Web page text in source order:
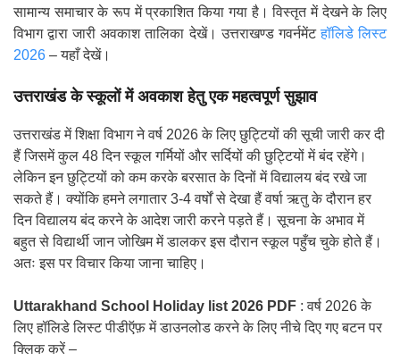
सामान्य समाचार के रूप में प्रकाशित किया गया है। विस्तृत में देखने के लिए
विभाग द्वारा जारी अवकाश तालिका देखें। उत्तराखण्ड गवर्नमेंटहॉलिडे लिस्ट
2026 – यहाँ देखें।
उत्तराखंड के स्कूलों में अवकाश हेतु एक महत्वपूर्ण सुझाव
उत्तराखंड में शिक्षा विभाग ने वर्ष 2026 के लिए छुट्टियों की सूची जारी कर दी
हैं जिसमें कुल 48 दिन स्कूल गर्मियों और सर्दियों की छुट्टियों में बंद रहेंगे।
लेकिन इन छुट्टियों को कम करके बरसात के दिनों में विद्यालय बंद रखे जा
सकते हैं। क्योंकि हमने लगातार 3-4 वर्षों से देखा हैं वर्षा ऋतु के दौरान हर
दिन विद्यालय बंद करने के आदेश जारी करने पड़ते हैं। सूचना के अभाव में
बहुत से विद्यार्थी जान जोखिम में डालकर इस दौरान स्कूल पहुँच चुके होते हैं।
अतः इस पर विचार किया जाना चाहिए।
Uttarakhand School Holiday list 2026 PDF : वर्ष 2026 के
लिए हॉलिडे लिस्ट पीडीऍफ़ में डाउनलोड करने के लिए नीचे दिए गए बटन पर
क्लिक करें –